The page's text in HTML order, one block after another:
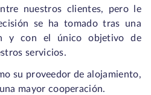
nuestros clientes, pero le
se ha tomado tras una
y con el único objetivo de
servicios.
su proveedor de alojamiento,
mayor cooperación.